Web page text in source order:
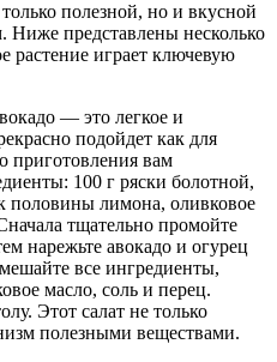
полезной, но и вкусной
Ниже представлены несколько
растение играет ключевую
— это легкое и
подойдет как для
приготовления вам
100 г ряски болотной,
половины лимона, оливковое
тщательно промойте
нарежьте авокадо и огурец
все ингредиенты,
масло, соль и перец.
Этот салат не только
полезными веществами.